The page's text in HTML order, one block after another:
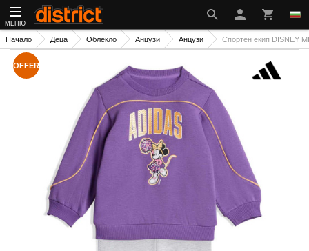
МЕНЮ
Начало Деца Облекло Анцузи Анцузи Спортен екип DISNEY
OFFER